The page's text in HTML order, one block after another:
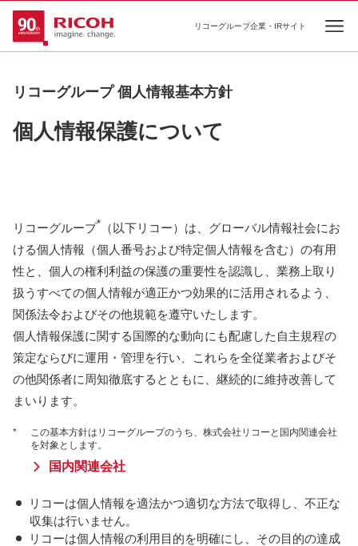
リコーグループ企業・IRサイト
リコーグループ 個人情報基本方針
個人情報保護について
リコーグループ*
（以下リコー）は、グローバル情報社会にお
ける個人情報（個人番号および特定個人情報を含む）の有用
性と、個人の権利利益の保護の重要性を認識し、業務上取り
扱うすべての個人情報が適正かつ効果的に活用されるよう、
関係法令およびその他規範を遵守いたします。
個人情報保護に関する国際的な動向にも配慮した自主規程の
策定ならびに運用・管理を行い、これらを全従業者およびそ
の他関係者に周知徹底するとともに、継続的に維持改善して
まいります。
*
この基本方針はリコーグループのうち、株式会社リコーと国内関連会社
を対象とします。
国内関連会社
リコーは個人情報を適法かつ適切な方法で取得し、不正な
収集は行いません。
リコーは個人情報の利用目的を明確にし、その目的の達成